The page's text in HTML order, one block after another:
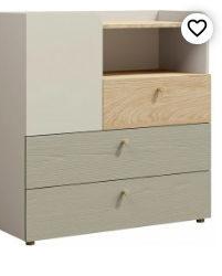
favorite_border